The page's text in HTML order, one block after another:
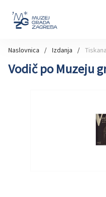
Naslovnica Izdanja
Vodič po Muzeju